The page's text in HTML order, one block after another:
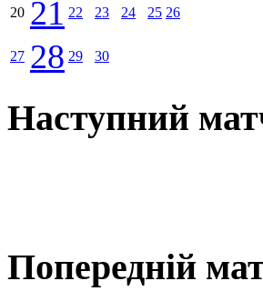
20 21 22 23 24 25 26
27 28 29 30
Наступний
Попередній